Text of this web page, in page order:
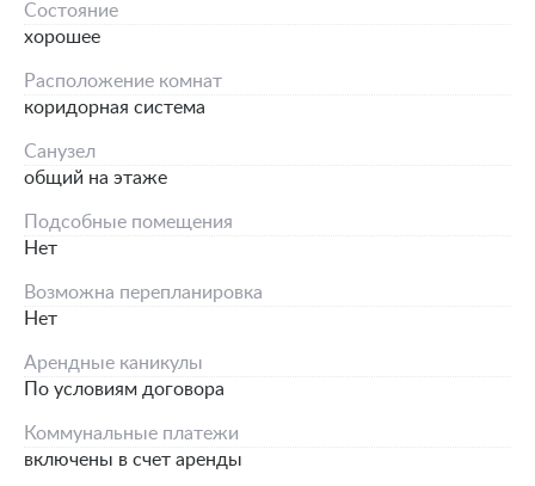
Состояние
хорошее
Расположение комнат
коридорная система
Санузел
общий на этаже
Подсобные помещения
Нет
Возможна перепланировка
Нет
Арендные каникулы
По условиям договора
Коммунальные платежи
включены в счет аренды